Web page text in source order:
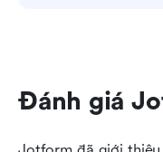
Đánh giá